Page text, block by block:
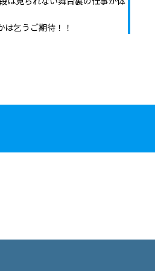
乞うご期待！！